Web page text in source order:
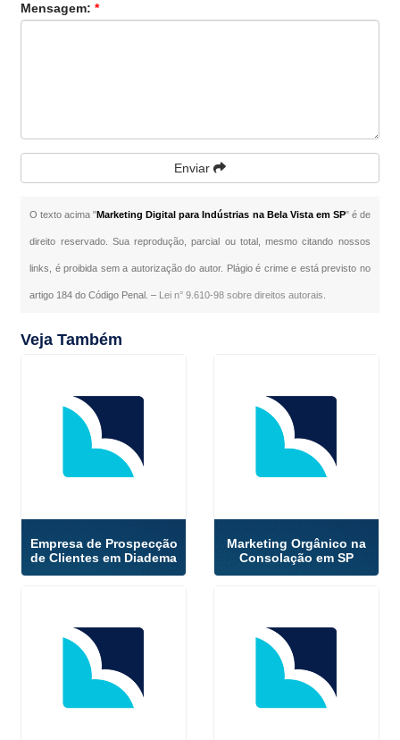
Mensagem:*
Enviar
O texto acima "Marketing Digital para Indústrias na Bela Vista em SP" é de
direito reservado. Sua reprodução, parcial ou total, mesmo citando nossos
links, é proibida sem a autorização do autor. Plágio é crime e está previsto no
artigo 184 do Código Penal. – Lei n° 9.610-98 sobre direitos autorais
Veja Também
Empresa de Prospecção
de Clientes em Diadema
Marketing Orgânico na
Consolação em SP